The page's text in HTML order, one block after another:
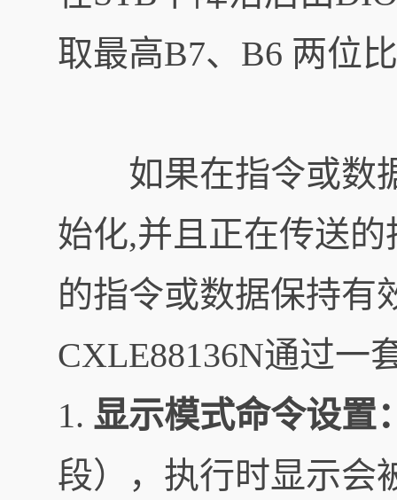
取最高B7、B6 两位
如果在指令或数据
始化,并且正在传送
的指令或数据保持有
CXLE88136N通过一
1. 显示模式命令设置
段），执行时显示会